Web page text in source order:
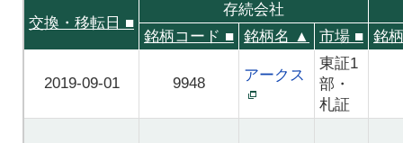
交換・移転日 ■
存続会社
銘柄コード ■ 銘柄名 ▲ 市場 ■ 銘
2019-09-01 9948 アークス
東証1
部・
札証